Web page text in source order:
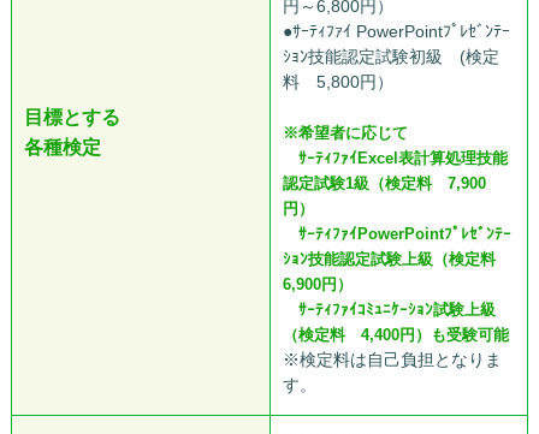
目標とする
各種検定
円～6,800円）
●ｻｰﾃｨﾌｧｲ PowerPointﾌﾟﾚｾﾞﾝﾃｰ
ｼｮﾝ技能認定試験初級 (検定
料 5,800円）
※希望者に応じて
ｻｰﾃｨﾌｧｲExcel表計算処理技能
認定試験1級（検定料 7,900
円）
ｻｰﾃｨﾌｧｲPowerPointﾌﾟﾚｾﾞﾝﾃｰ
ｼｮﾝ技能認定試験上級（検定料
6,900円）
ｻｰﾃｨﾌｧｲｺﾐｭﾆｹｰｼｮﾝ試験上級
（検定料 4,400円）も受験可能
※検定料は自己負担となりま
す。